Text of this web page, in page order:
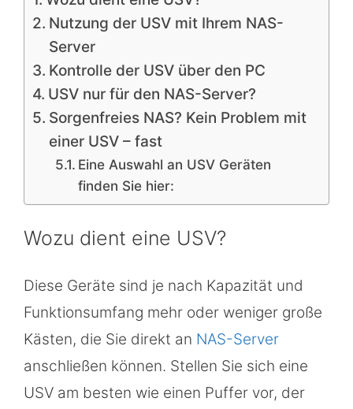
Nutzung der USV mit Ihrem NAS-
Server
Kontrolle der USV über den PC
USV nur für den NAS-Server?
Sorgenfreies NAS? Kein Problem mit
einer USV – fast
Eine Auswahl an USV Geräten
finden Sie hier:
Wozu dient eine USV?
Diese Geräte sind je nach Kapazität und
Funktionsumfang mehr oder weniger große
Kästen, die Sie direkt an NAS-Server
anschließen können. Stellen Sie sich eine
USV am besten wie einen Puffer vor, der